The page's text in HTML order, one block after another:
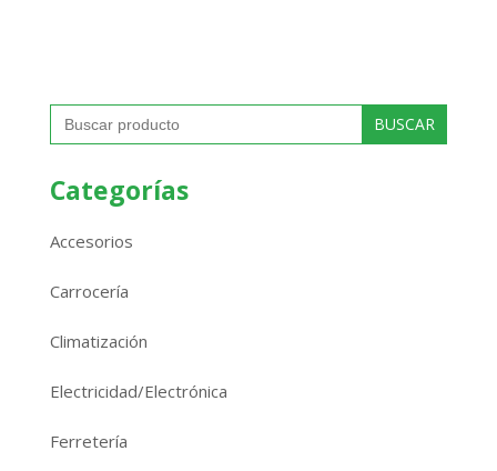
Buscar:
Categorías
Accesorios
Carrocería
Climatización
Electricidad/Electrónica
Ferretería